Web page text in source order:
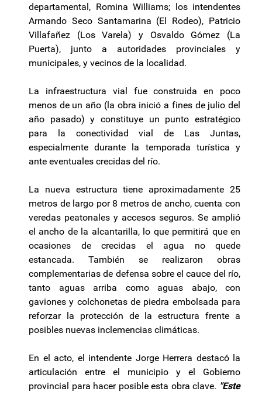
departamental, Romina Williams; los intendentes
Armando Seco Santamarina (El Rodeo), Patricio
Villafañez (Los Varela) y Osvaldo Gómez (La
Puerta), junto a autoridades provinciales y
municipales, y vecinos de la localidad.
La infraestructura vial fue construida en poco
menos de un año (la obra inició a fines de julio del
año pasado) y constituye un punto estratégico
para la conectividad vial de Las Juntas,
especialmente durante la temporada turística y
ante eventuales crecidas del río.
La nueva estructura tiene aproximadamente 25
metros de largo por 8 metros de ancho, cuenta con
veredas peatonales y accesos seguros. Se amplió
el ancho de la alcantarilla, lo que permitirá que en
ocasiones de crecidas el agua no quede
estancada. También se realizaron obras
complementarias de defensa sobre el cauce del río,
tanto aguas arriba como aguas abajo, con
gaviones y colchonetas de piedra embolsada para
reforzar la protección de la estructura frente a
posibles nuevas inclemencias climáticas.
En el acto, el intendente Jorge Herrera destacó la
articulación entre el municipio y el Gobierno
provincial para hacer posible esta obra clave. "Este